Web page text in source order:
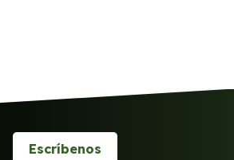
Escríbenos